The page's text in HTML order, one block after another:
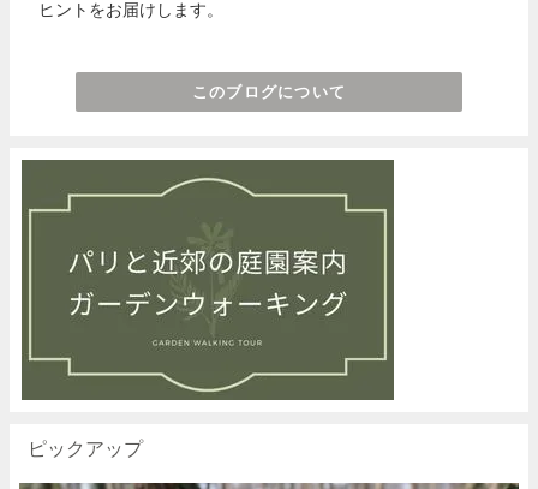
ヒントをお届けします。
このブログについて
ピックアップ